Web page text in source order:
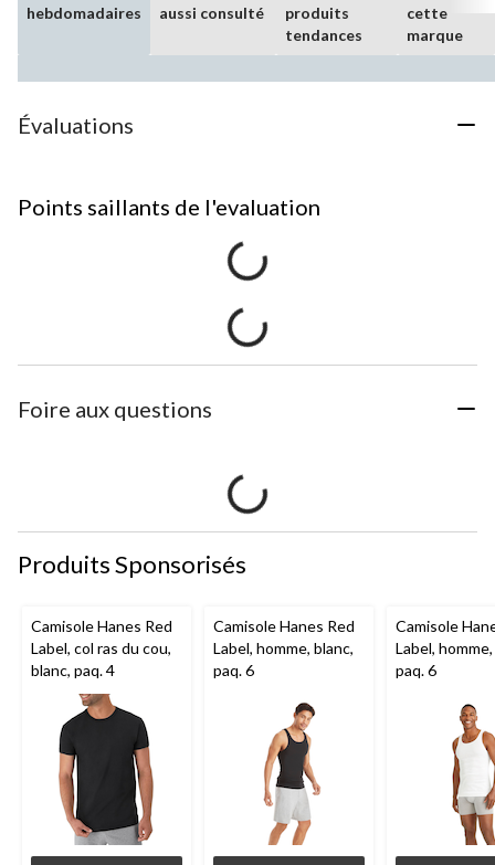
hebdomadaires aussi consulté
produits
tendances
cette
marque
Évaluations
Points saillants de l'evaluation
Foire aux questions
Produits Sponsorisés
Camisole Hanes Red
Label, col ras du cou,
blanc, paq. 4
Camisole Hanes Red
Label, homme, blanc,
paq. 6
Camisole
Label,
paq. 6